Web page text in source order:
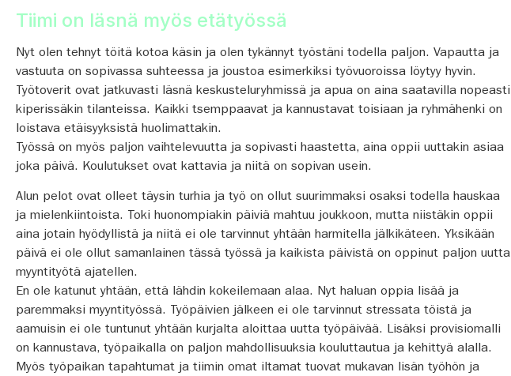
Tiimi on läsnä myös etätyössä
Nyt olen tehnyt töitä kotoa käsin ja olen tykännyt työstäni todella paljon. Vapautta ja
vastuuta on sopivassa suhteessa ja joustoa esimerkiksi työvuoroissa löytyy hyvin.
Työtoverit ovat jatkuvasti läsnä keskusteluryhmissä ja apua on aina saatavilla nopeasti
kiperissäkin tilanteissa. Kaikki tsemppaavat ja kannustavat toisiaan ja ryhmähenki on
loistava etäisyyksistä huolimattakin.
Työssä on myös paljon vaihtelevuutta ja sopivasti haastetta, aina oppii uuttakin asiaa
joka päivä. Koulutukset ovat kattavia ja niitä on sopivan usein.
Alun pelot ovat olleet täysin turhia ja työ on ollut suurimmaksi osaksi todella hauskaa
ja mielenkiintoista. Toki huonompiakin päiviä mahtuu joukkoon, mutta niistäkin oppii
aina jotain hyödyllistä ja niitä ei ole tarvinnut yhtään harmitella jälkikäteen. Yksikään
päivä ei ole ollut samanlainen tässä työssä ja kaikista päivistä on oppinut paljon uutta
myyntityötä ajatellen.
En ole katunut yhtään, että lähdin kokeilemaan alaa. Nyt haluan oppia lisää ja
paremmaksi myyntityössä. Työpäivien jälkeen ei ole tarvinnut stressata töistä ja
aamuisin ei ole tuntunut yhtään kurjalta aloittaa uutta työpäivää. Lisäksi provisiomalli
on kannustava, työpaikalla on paljon mahdollisuuksia kouluttautua ja kehittyä alalla.
Myös työpaikan tapahtumat ja tiimin omat iltamat tuovat mukavan lisän työhön ja